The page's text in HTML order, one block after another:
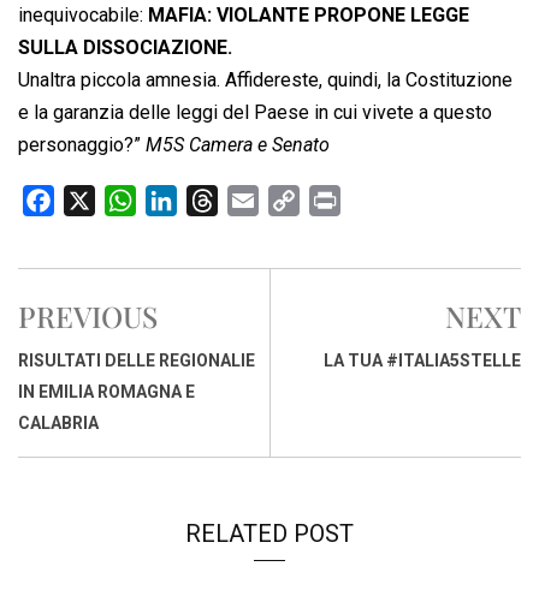
inequivocabile: MAFIA: VIOLANTE PROPONE LEGGE
SULLA DISSOCIAZIONE.
Unaltra piccola amnesia. Affidereste, quindi, la Costituzione
e la garanzia delle leggi del Paese in cui vivete a questo
personaggio?” M5S Camera e Senato
c
b
o
o
k
W
a
s
A
p
n
d
I
r
d
a
p
i
PREVIOUS
RISULTATI DELLE REGIONALIE
IN EMILIA ROMAGNA E
CALABRIA
NEXT
LA TUA #ITALIA5STELLE
RELATED POST